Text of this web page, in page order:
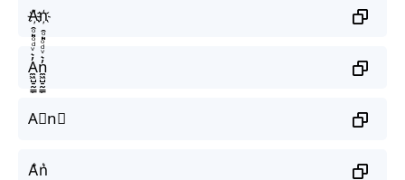
A҉n҉
A̼͖̺̠̰͇̙̓͛ͮͩͦ̎ͦ̑ͅn̼͖̺̠̰͇̙̓͛ͮͩͦ̎ͦ̑ͅ
A⃗n⃗
A͛n͛